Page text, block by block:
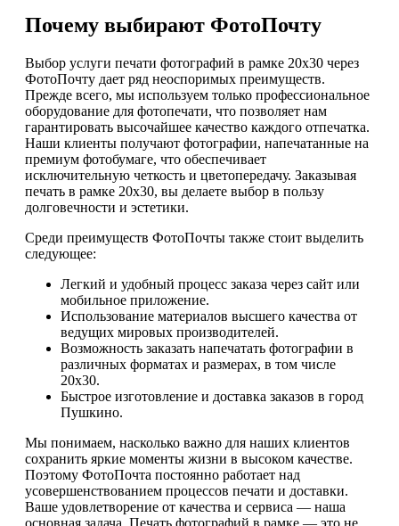
Почему выбирают ФотоПочту
Выбор услуги печати фотографий в рамке 20х30 через
ФотоПочту дает ряд неоспоримых преимуществ.
Прежде всего, мы используем только профессиональное
оборудование для фотопечати, что позволяет нам
гарантировать высочайшее качество каждого отпечатка.
Наши клиенты получают фотографии, напечатанные на
премиум фотобумаге, что обеспечивает
исключительную четкость и цветопередачу. Заказывая
печать в рамке 20х30, вы делаете выбор в пользу
долговечности и эстетики.
Среди преимуществ ФотоПочты также стоит выделить
следующее:
Легкий и удобный процесс заказа через сайт или
мобильное приложение.
Использование материалов высшего качества от
ведущих мировых производителей.
Возможность заказать напечатать фотографии в
различных форматах и размерах, в том числе
20х30.
Быстрое изготовление и доставка заказов в город
Пушкино.
Мы понимаем, насколько важно для наших клиентов
сохранить яркие моменты жизни в высоком качестве.
Поэтому ФотоПочта постоянно работает над
усовершенствованием процессов печати и доставки.
Ваше удовлетворение от качества и сервиса — наша